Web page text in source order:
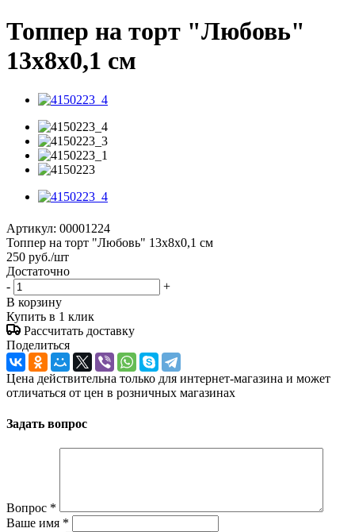
Топпер на торт "Любовь"
13x8x0,1 см
Артикул: 00001224
Топпер на торт "Любовь" 13x8x0,1 см
250 руб./шт
Достаточно
-
+
В корзину
Купить в 1 клик
Рассчитать доставку
Поделиться
Цена действительна только для интернет-магазина и может
отличаться от цен в розничных магазинах
Задать вопрос
Вопрос *
Ваше имя *